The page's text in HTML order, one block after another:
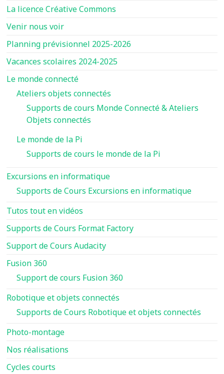
La licence Créative Commons
Venir nous voir
Planning prévisionnel 2025-2026
Vacances scolaires 2024-2025
Le monde connecté
Ateliers objets connectés
Supports de cours Monde Connecté & Ateliers
Objets connectés
Le monde de la Pi
Supports de cours le monde de la Pi
Excursions en informatique
Supports de Cours Excursions en informatique
Tutos tout en vidéos
Supports de Cours Format Factory
Support de Cours Audacity
Fusion 360
Support de cours Fusion 360
Robotique et objets connectés
Supports de Cours Robotique et objets connectés
Photo-montage
Nos réalisations
Cycles courts